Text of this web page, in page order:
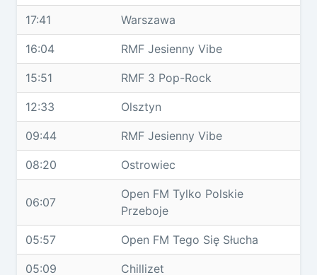
17:41 Warszawa
16:04 RMF Jesienny Vibe
15:51 RMF 3 Pop-Rock
12:33 Olsztyn
09:44 RMF Jesienny Vibe
08:20 Ostrowiec
06:07
Open FM Tylko Polskie
Przeboje
05:57 Open FM Tego Się Słucha
05:09 Chillizet